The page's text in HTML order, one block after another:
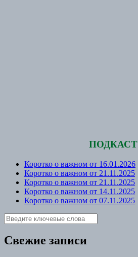
ПОДКАСТ
Коротко о важном от 16.01.2026
Коротко о важном от 21.11.2025
Коротко о важном от 21.11.2025
Коротко о важном от 14.11.2025
Коротко о важном от 07.11.2025
Свежие записи